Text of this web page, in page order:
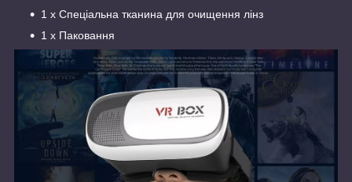
1 х Спеціальна тканина для очищення лінз
1 x Паковання